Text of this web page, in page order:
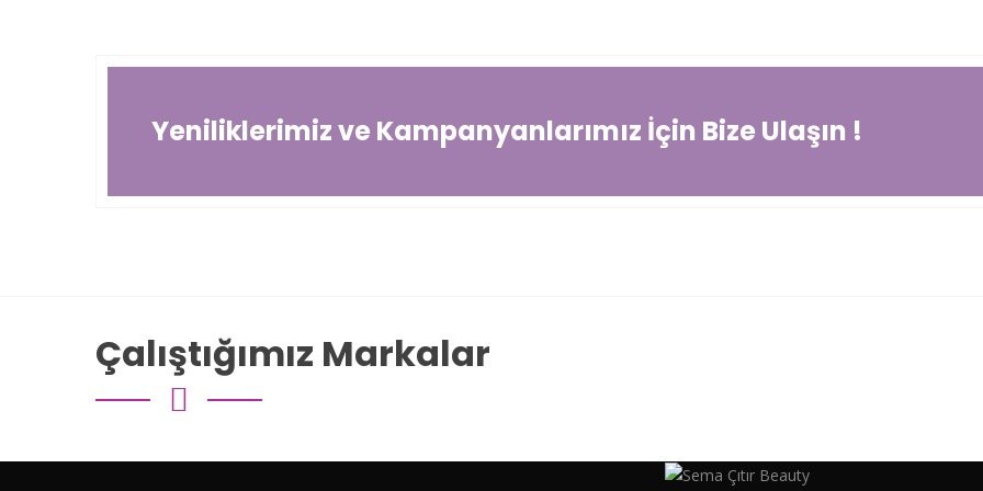
Yeniliklerimiz ve Kampanyanlarımız İçin Bize Ulaşın !
Çalıştığımız Markalar